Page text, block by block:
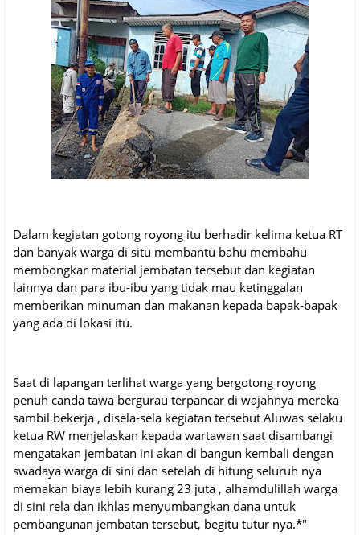
Dalam kegiatan gotong royong itu berhadir kelima ketua RT
dan banyak warga di situ membantu bahu membahu
membongkar material jembatan tersebut dan kegiatan
lainnya dan para ibu-ibu yang tidak mau ketinggalan
memberikan minuman dan makanan kepada bapak-bapak
yang ada di lokasi itu.
Saat di lapangan terlihat warga yang bergotong royong
penuh canda tawa bergurau terpancar di wajahnya mereka
sambil bekerja , disela-sela kegiatan tersebut Aluwas selaku
ketua RW menjelaskan kepada wartawan saat disambangi
mengatakan jembatan ini akan di bangun kembali dengan
swadaya warga di sini dan setelah di hitung seluruh nya
memakan biaya lebih kurang 23 juta , alhamdulillah warga
di sini rela dan ikhlas menyumbangkan dana untuk
pembangunan jembatan tersebut, begitu tutur nya.*"